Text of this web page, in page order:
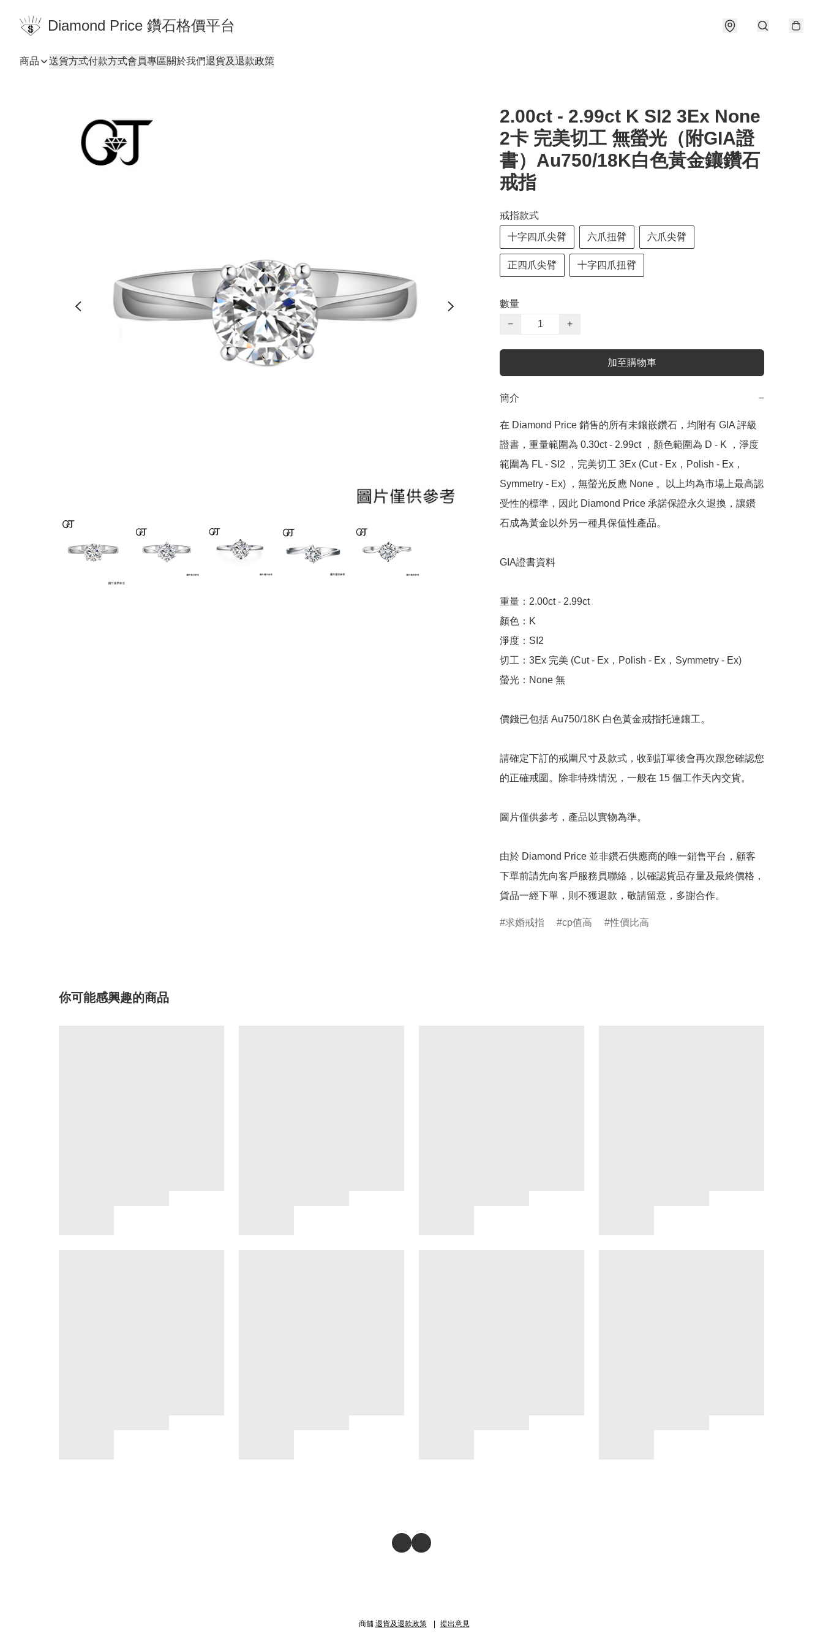
Diamond Price 鑽石格價平台
商品 送貨方式付款方式會員專區關於我們退貨及退款政策
2.00ct - 2.99ct K SI2 3Ex None
2卡 完美切工 無螢光（附GIA證
書）Au750/18K白色黃金鑲鑽石
戒指
戒指款式
十字四爪尖臂 六爪扭臂 六爪尖臂
正四爪尖臂 十字四爪扭臂
數量
−
+
加至購物車
簡介 −
在 Diamond Price 銷售的所有未鑲嵌鑽石，均附有 GIA 評級
證書，重量範圍為 0.30ct - 2.99ct ，顏色範圍為 D - K ，淨度
範圍為 FL - SI2 ，完美切工 3Ex (Cut - Ex，Polish - Ex，
Symmetry - Ex) ，無螢光反應 None 。以上均為市場上最高認
受性的標準，因此 Diamond Price 承諾保證永久退換，讓鑽
石成為黃金以外另一種具保值性產品。
GIA證書資料
重量：2.00ct - 2.99ct
顏色：K
淨度：SI2
切工：3Ex 完美 (Cut - Ex，Polish - Ex，Symmetry - Ex)
螢光：None 無
價錢已包括 Au750/18K 白色黃金戒指托連鑲工。
請確定下訂的戒圍尺寸及款式，收到訂單後會再次跟您確認您
的正確戒圍。除非特殊情況，一般在 15 個工作天內交貨。
圖片僅供參考，產品以實物為準。
由於 Diamond Price 並非鑽石供應商的唯一銷售平台，顧客
下單前請先向客戶服務員聯絡，以確認貨品存量及最終價格，
貨品一經下單，則不獲退款，敬請留意，多謝合作。
求婚戒指 cp值高 性價比高
你可能感興趣的商品
商舖 退貨及退款政策 提出意見